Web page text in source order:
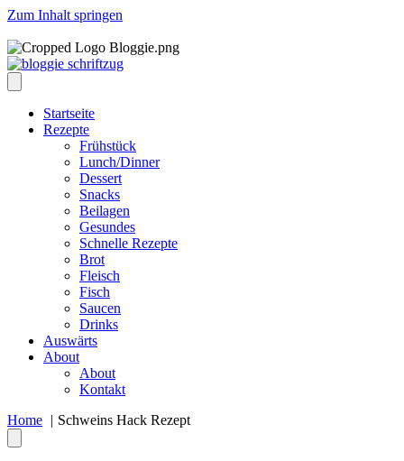
Zum Inhalt springen
Startseite
Rezepte
Frühstück
Lunch/Dinner
Dessert
Snacks
Beilagen
Gesundes
Schnelle Rezepte
Brot
Fleisch
Fisch
Saucen
Drinks
Auswärts
About
About
Kontakt
Home
Schweins Hack Rezept